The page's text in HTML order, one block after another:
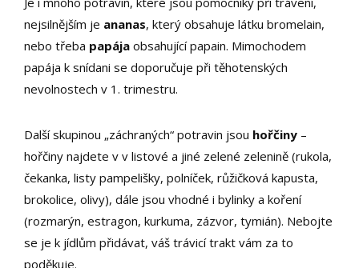
nejsilnějším je ananas, který obsahuje látku bromelain,
nebo třeba papája obsahující papain. Mimochodem
papája k snídani se doporučuje při těhotenských
nevolnostech v 1. trimestru.
Další skupinou „záchraných“ potravin jsou hořčiny –
hořčiny najdete v v listové a jiné zelené zelenině (rukola,
čekanka, listy pampelišky, polníček, růžičková kapusta,
brokolice, olivy), dále jsou vhodné i bylinky a koření
(rozmarýn, estragon, kurkuma, zázvor, tymián). Nebojte
se je k jídlům přidávat, váš trávicí trakt vám za to
poděkuje.